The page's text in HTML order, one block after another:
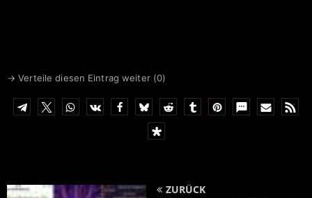
→ Verteile diesen Eintrag weiter (0)
ZURÜCK